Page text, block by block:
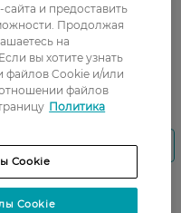
для бритья Gillette
Hydra для
кожи
ГРН
ГРН
и предоставить
Продолжая
на
вы хотите узнать
файлов Cookie и/или
файлов
Политика
Cookie
Cookie